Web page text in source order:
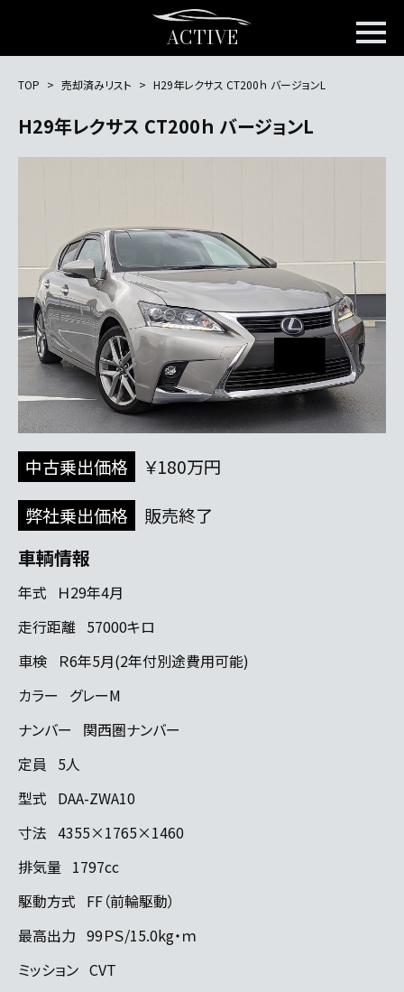
ACTIVE
TOP 売却済みリスト H29年レクサス CT200ｈ バージョンL
H29年レクサス CT200ｈ バージョンL
中古乗出価格
￥180万円
弊社乗出価格
販売終了
車輌情報
年式
Ｈ29年4月
走行距離 57000キロ
車検
Ｒ6年5月(2年付別途費用可能)
カラー
グレーM
ナンバー
関西圏ナンバー
定員
5人
型式 DAA-ZWA10
寸法 4355×1765×1460
排気量 1797cc
駆動方式 FF（前輪駆動）
最高出力 99ＰＳ/15.0kg・ｍ
ミッション CVT